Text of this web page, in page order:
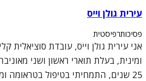
עירית גולן וייס
פסיכותרפיסטית
אני עירית גולן וייס, עובדת סוציאלית
ומינית, בעלת תוארי ראשון ושני
25 שנים, התמחיתי בטיפול בטראומה